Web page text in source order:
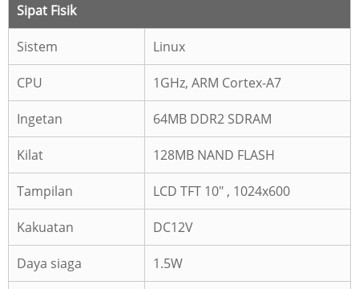
Sipat Fisik
Sistem Linux
CPU 1GHz, ARM Cortex-A7
Ingetan 64MB DDR2 SDRAM
Kilat 128MB NAND FLASH
Tampilan LCD TFT 10" , 1024x600
Kakuatan DC12V
Daya siaga 1.5W